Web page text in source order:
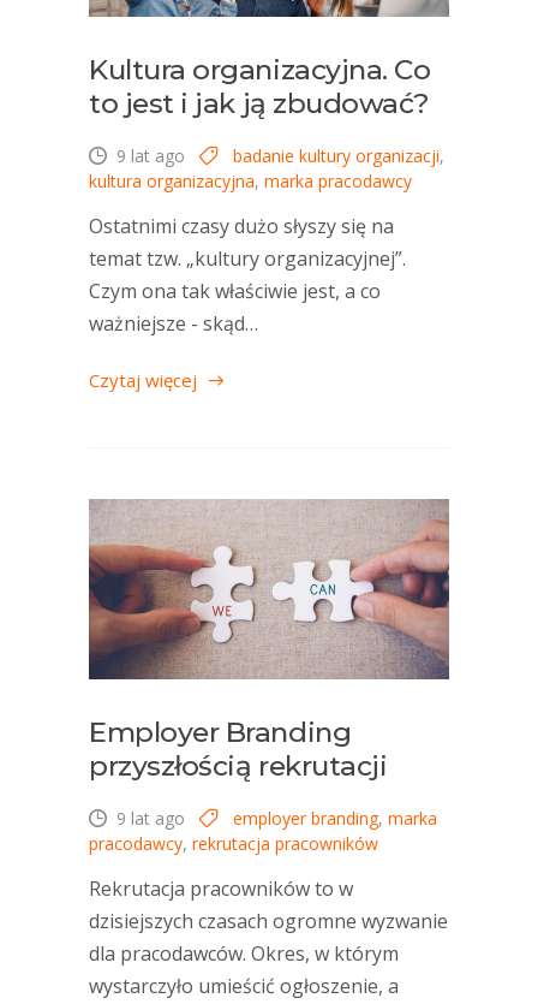
Kultura organizacyjna. Co
to jest i jak ją zbudować?
9 lat ago badanie kultury organizacji,
kultura organizacyjna, marka pracodawcy
Ostatnimi czasy dużo słyszy się na
temat tzw. „kultury organizacyjnej”.
Czym ona tak właściwie jest, a co
ważniejsze - skąd…
Czytaj więcej
Employer Branding
przyszłością rekrutacji
9 lat ago employer branding, marka
pracodawcy, rekrutacja pracowników
Rekrutacja pracowników to w
dzisiejszych czasach ogromne wyzwanie
dla pracodawców. Okres, w którym
wystarczyło umieścić ogłoszenie, a